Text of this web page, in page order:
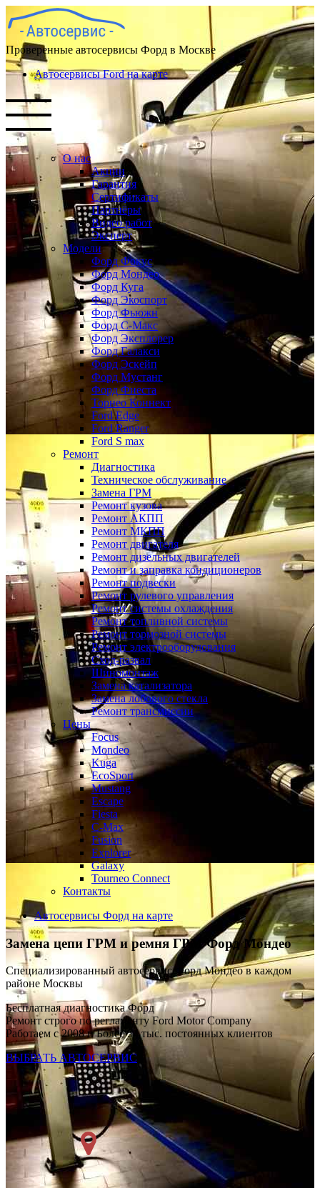
Проверенные автосервисы Форд в Москве
Автосервисы Ford на карте
О нас
Акции
Гарантия
Сертификаты
Партнёры
Видео работ
Эксперт
Модели
Форд Фокус
Форд Мондео
Форд Куга
Форд Экоспорт
Форд Фьюжн
Форд С-Макс
Форд Эксплорер
Форд Галакси
Форд Эскейп
Форд Мустанг
Форд Фиеста
Торнео Коннект
Ford Edge
Ford Ranger
Ford S max
Ремонт
Диагностика
Техническое обслуживание
Замена ГРМ
Ремонт кузова
Ремонт АКПП
Ремонт МКПП
Ремонт двигателя
Ремонт дизельных двигателей
Ремонт и заправка кондиционеров
Ремонт подвески
Ремонт рулевого управления
Ремонт системы охлаждения
Ремонт топливной системы
Ремонт тормозной системы
Ремонт электрооборудования
Сход-развал
Шиномонтаж
Замена катализатора
Замена лобового стекла
Ремонт трансмиссии
Цены
Focus
Mondeo
Kuga
EcoSport
Mustang
Escape
Fiesta
C-Max
Fusion
Explorer
Galaxy
Tourneo Connect
Контакты
Автосервисы Форд на карте
Замена цепи ГРМ и ремня ГРМ Форд Мондео
Специализированный автосервис Форд Мондео в каждом
районе Москвы
Бесплатная диагностика Форд
Ремонт строго по регламенту Ford Motor Company
Работаем с 2008 г. Более 54 тыс. постоянных клиентов
ВЫБРАТЬ АВТОСЕРВИС